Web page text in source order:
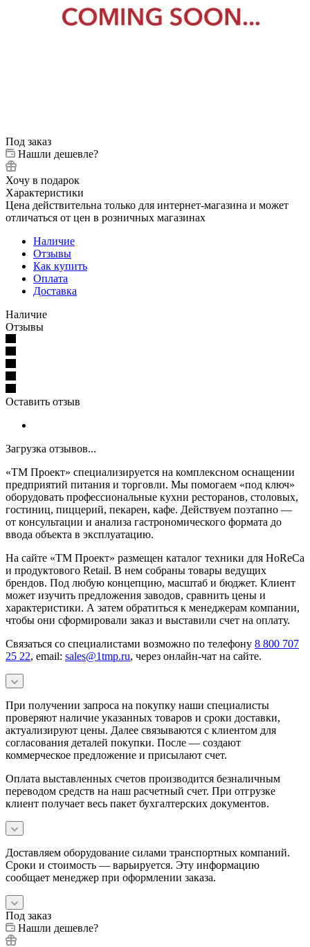
Под заказ
Нашли дешевле?
Хочу в подарок
Характеристики
Цена действительна только для интернет-магазина и может
отличаться от цен в розничных магазинах
Наличие
Отзывы
Как купить
Оплата
Доставка
Наличие
Отзывы
Оставить отзыв
Загрузка отзывов...
«ТМ Проект» специализируется на комплексном оснащении
предприятий питания и торговли. Мы помогаем «под ключ»
оборудовать профессиональные кухни ресторанов, столовых,
гостиниц, пиццерий, пекарен, кафе. Действуем поэтапно —
от консультации и анализа гастрономического формата до
ввода объекта в эксплуатацию.
На сайте «ТМ Проект» размещен каталог техники для HoReCa
и продуктового Retail. В нем собраны товары ведущих
брендов. Под любую концепцию, масштаб и бюджет. Клиент
может изучить предложения заводов, сравнить цены и
характеристики. А затем обратиться к менеджерам компании,
чтобы они сформировали заказ и выставили счет на оплату.
Связаться со специалистами возможно по телефону 8 800 707
25 22, email: sales@1tmp.ru, через онлайн-чат на сайте.
При получении запроса на покупку наши специалисты
проверяют наличие указанных товаров и сроки доставки,
актуализируют цены. Далее связываются с клиентом для
согласования деталей покупки. После — создают
коммерческое предложение и присылают счет.
Оплата выставленных счетов производится безналичным
переводом средств на наш расчетный счет. При отгрузке
клиент получает весь пакет бухгалтерских документов.
Доставляем оборудование силами транспортных компаний.
Сроки и стоимость — варьируется. Эту информацию
сообщает менеджер при оформлении заказа.
Под заказ
Нашли дешевле?